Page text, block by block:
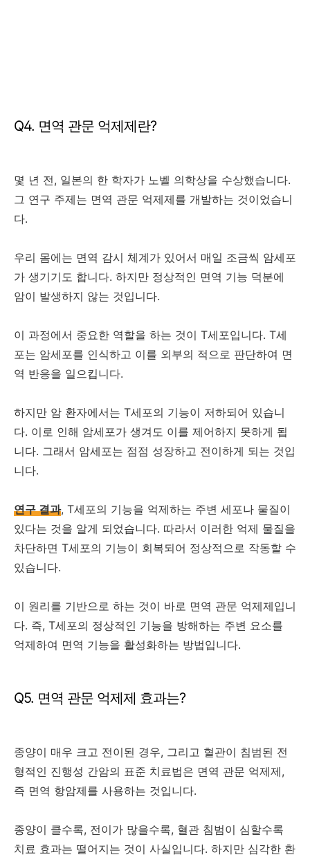
Q4. 면역 관문 억제제란?
몇 년 전, 일본의 한 학자가 노벨 의학상을 수상했습니다.
그 연구 주제는 면역 관문 억제제를 개발하는 것이었습니
다.
우리 몸에는 면역 감시 체계가 있어서 매일 조금씩 암세포
가 생기기도 합니다. 하지만 정상적인 면역 기능 덕분에
암이 발생하지 않는 것입니다.
이 과정에서 중요한 역할을 하는 것이 T세포입니다. T세
포는 암세포를 인식하고 이를 외부의 적으로 판단하여 면
역 반응을 일으킵니다.
하지만 암 환자에서는 T세포의 기능이 저하되어 있습니
다. 이로 인해 암세포가 생겨도 이를 제어하지 못하게 됩
니다. 그래서 암세포는 점점 성장하고 전이하게 되는 것입
니다.
연구 결과, T세포의 기능을 억제하는 주변 세포나 물질이
있다는 것을 알게 되었습니다. 따라서 이러한 억제 물질을
차단하면 T세포의 기능이 회복되어 정상적으로 작동할 수
있습니다.
이 원리를 기반으로 하는 것이 바로 면역 관문 억제제입니
다. 즉, T세포의 정상적인 기능을 방해하는 주변 요소를
억제하여 면역 기능을 활성화하는 방법입니다.
Q5. 면역 관문 억제제 효과는?
종양이 매우 크고 전이된 경우, 그리고 혈관이 침범된 전
형적인 진행성 간암의 표준 치료법은 면역 관문 억제제,
즉 면역 항암제를 사용하는 것입니다.
종양이 클수록, 전이가 많을수록, 혈관 침범이 심할수록
치료 효과는 떨어지는 것이 사실입니다. 하지만 심각한 환